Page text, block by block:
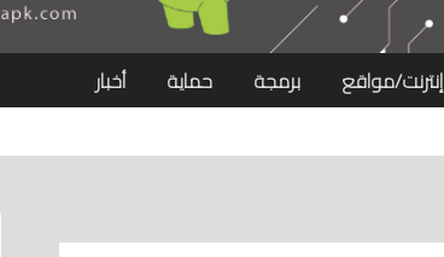
إنترنت/مواقع برمجة حماية أخبار